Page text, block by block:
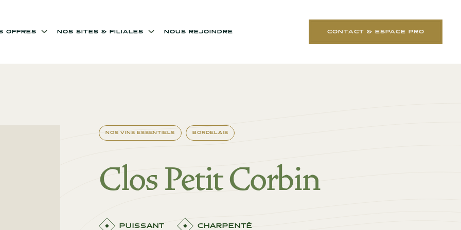
OFFRES NOS SITES & FILIALES NOUS REJOINDRE CONTACT & ESPACE PRO
NOS VINS ESSENTIELS BORDELAIS
Clos Petit Corbin
PUISSANT CHARPENTÉ